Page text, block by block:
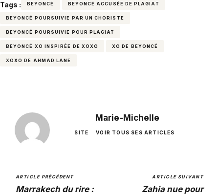
Tags : BEYONCÉ BEYONCÉ ACCUSÉE DE PLAGIAT
BEYONCÉ POURSUIVIE PAR UN CHORISTE
BEYONCÉ POURSUIVIE POUR PLAGIAT
BEYONCÉ XO INSPIRÉE DE XOXO XO DE BEYONCÉ
XOXO DE AHMAD LANE
Marie-Michelle
SITE VOIR TOUS SES ARTICLES
ARTICLE PRÉCÉDENT
Marrakech du rire :
ARTICLE SUIVANT
Zahia nue pour